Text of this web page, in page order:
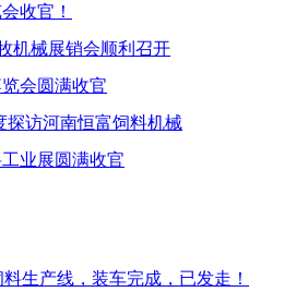
收官！
机械展销会顺利召开
会圆满收官
探访河南恒富饲料机械
业展圆满收官
生产线，装车完成，已发走！